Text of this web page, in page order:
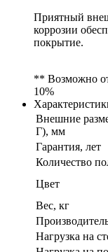
Приятный
коррозии
покрытие.
** Возможно
10%
Внешние
Г), мм
Гарантия, лет
Количество
Цвет
Вес, кг
Нагрузка на